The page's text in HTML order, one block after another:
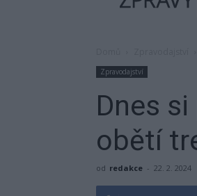
Zpravodajství
Dnes
obětí
od redakce - 22. 2. 2024